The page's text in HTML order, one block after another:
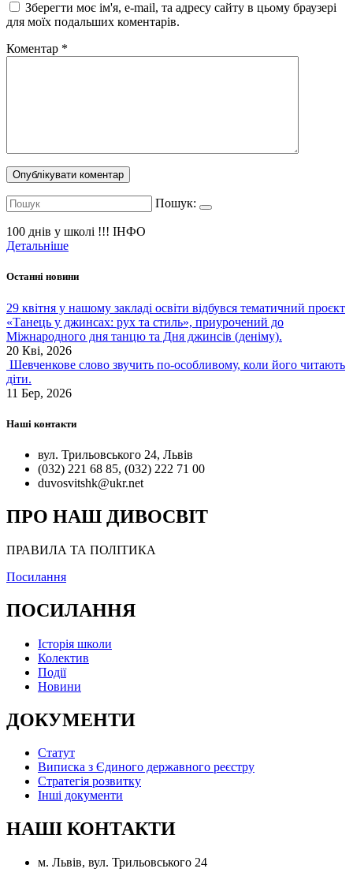
Зберегти моє ім'я, e-mail, та адресу сайту в цьому браузері
для моїх подальших коментарів.
Коментар *
Пошук:
100 днів у школі !!! ІНФО
Детальніше
Останні новини
29 квітня у нашому закладі освіти відбувся тематичний проєкт
«Танець у джинсах: рух та стиль», приурочений до
Міжнародного дня танцю та Дня джинсів (деніму).
20 Кві, 2026
Шевченкове слово звучить по-особливому, коли його читають
діти.
11 Бер, 2026
Наші контакти
вул. Трильовського 24, Львів
(032) 221 68 85, (032) 222 71 00
duvosvitshk@ukr.net
ПРО НАШ ДИВОСВІТ
ПРАВИЛА ТА ПОЛІТИКА
Посилання
ПОСИЛАННЯ
Історія школи
Колектив
Події
Новини
ДОКУМЕНТИ
Статут
Виписка з Єдиного державного реєстру
Стратегія розвитку
Інші документи
НАШІ КОНТАКТИ
м. Львів, вул. Трильовського 24